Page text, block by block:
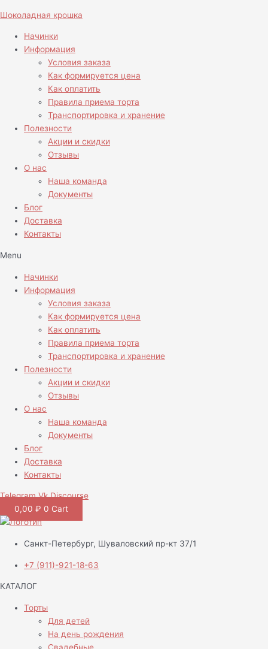
к
содержимому
Шоколадная крошка
Начинки
Информация
Условия заказа
Как формируется цена
Как оплатить
Правила приема торта
Транспортировка и хранение
Полезности
Акции и скидки
Отзывы
О нас
Наша команда
Документы
Блог
Доставка
Контакты
Menu
Начинки
Информация
Условия заказа
Как формируется цена
Как оплатить
Правила приема торта
Транспортировка и хранение
Полезности
Акции и скидки
Отзывы
О нас
Наша команда
Документы
Блог
Доставка
Контакты
Telegram Vk Discourse
0,00 ₽ 0 Cart
Санкт-Петербург, Шуваловский пр-кт 37/1
+7 (911)-921-18-63
КАТАЛОГ
Торты
Для детей
На день рождения